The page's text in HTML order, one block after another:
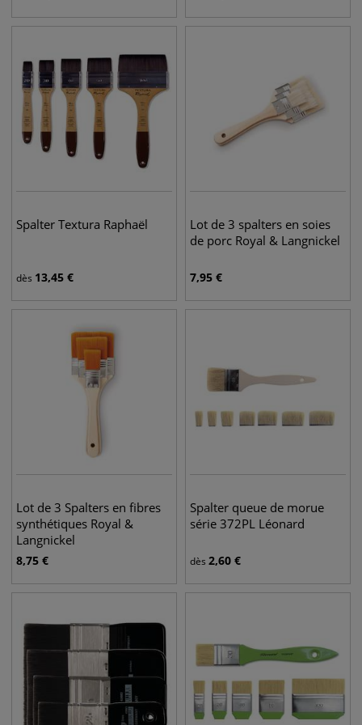
Spalter Textura Raphaël
dès 13,45 €
Lot de 3 spalters en soies
de porc Royal & Langnickel
7,95 €
Lot de 3 Spalters en fibres
synthétiques Royal &
Langnickel
8,75 €
Spalter queue de morue
série 372PL Léonard
dès 2,60 €